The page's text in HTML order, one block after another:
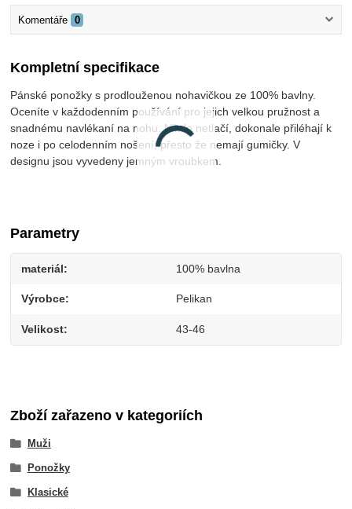
Komentáře 0
Kompletní specifikace
Pánské ponožky s prodlouženou nohavičkou ze 100% bavlny.
Oceníte v každodenním používání pro jejich velkou pružnost a
snadnému navlékaní na nohu. Nikde netlačí, dokonale přiléhají k
noze i po celodenním nošení, přesto že nemají gumičky. V
designu jsou vyvedeny jemným vroubkem.
Parametry
materiál 100% bavlna
Výrobce Pelikan
Velikost 43-46
Zboží zařazeno v kategoriích
Muži
Ponožky
Klasické